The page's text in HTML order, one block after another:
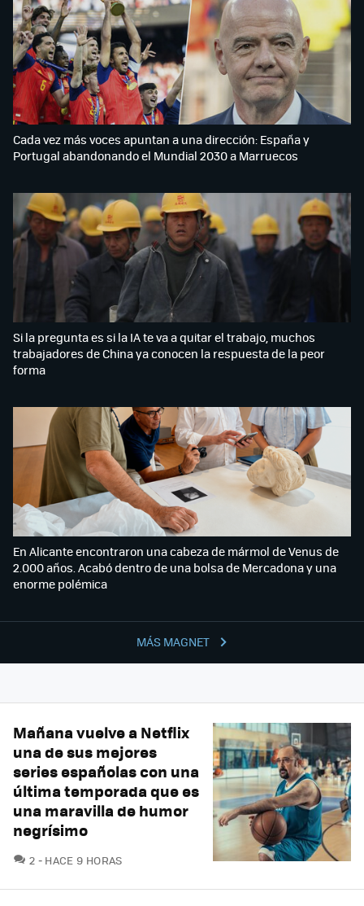
MÁS MAGNET
Cada vez más voces apuntan a una dirección: España y
Portugal abandonando el Mundial 2030 a Marruecos
Si la pregunta es si la IA te va a quitar el trabajo, muchos
trabajadores de China ya conocen la respuesta de la peor
forma
En Alicante encontraron una cabeza de mármol de Venus de
2.000 años. Acabó dentro de una bolsa de Mercadona y una
enorme polémica
Mañana vuelve a Netflix
una de sus mejores
series españolas con una
última temporada que es
una maravilla de humor
negrísimo
2 COMENTARIOS
HACE 9 HORAS